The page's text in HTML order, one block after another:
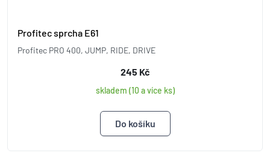
Profitec sprcha E61
Profitec PRO 400, JUMP, RIDE, DRIVE
245 Kč
skladem (10 a více ks)